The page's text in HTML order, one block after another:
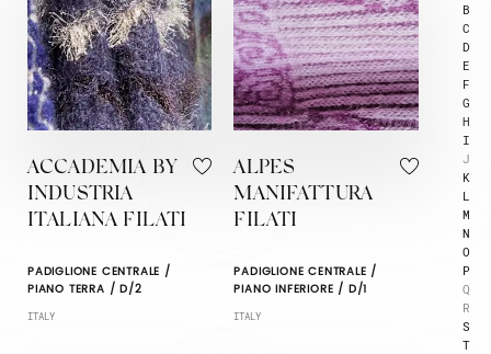
B
C
D
E
F
G
H
I
J
K
L
M
N
O
P
Q
R
S
T
ACCADEMIA BY
INDUSTRIA
ITALIANA FILATI
PADIGLIONE CENTRALE /
PIANO TERRA / D/2
ITALY
ALPES
MANIFATTURA
FILATI
PADIGLIONE CENTRALE /
PIANO INFERIORE / D/1
ITALY